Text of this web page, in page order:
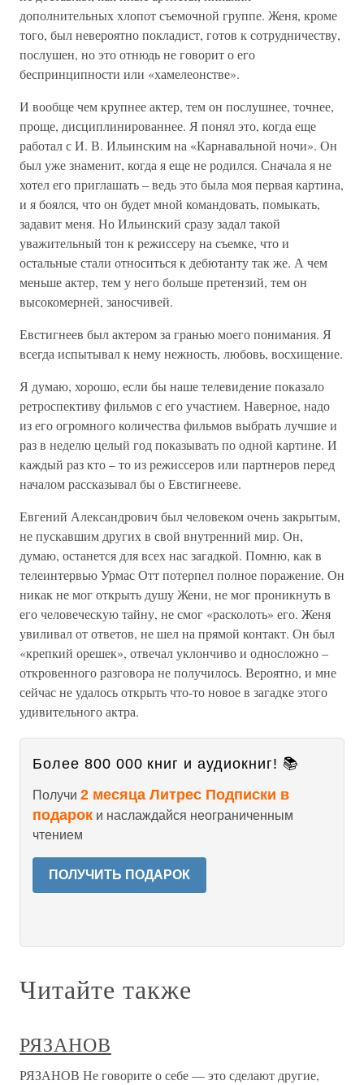
дополнительных хлопот съемочной группе. Женя, кроме
того, был невероятно покладист, готов к сотрудничеству,
послушен, но это отнюдь не говорит о его
беспринципности или «хамелеонстве».
И вообще чем крупнее актер, тем он послушнее, точнее,
проще, дисциплинированнее. Я понял это, когда еще
работал с И. В. Ильинским на «Карнавальной ночи». Он
был уже знаменит, когда я еще не родился. Сначала я не
хотел его приглашать – ведь это была моя первая картина,
и я боялся, что он будет мной командовать, помыкать,
задавит меня. Но Ильинский сразу задал такой
уважительный тон к режиссеру на съемке, что и
остальные стали относиться к дебютанту так же. А чем
меньше актер, тем у него больше претензий, тем он
высокомерней, заносчивей.
Евстигнеев был актером за гранью моего понимания. Я
всегда испытывал к нему нежность, любовь, восхищение.
Я думаю, хорошо, если бы наше телевидение показало
ретроспективу фильмов с его участием. Наверное, надо
из его огромного количества фильмов выбрать лучшие и
раз в неделю целый год показывать по одной картине. И
каждый раз кто – то из режиссеров или партнеров перед
началом рассказывал бы о Евстигнееве.
Евгений Александрович был человеком очень закрытым,
не пускавшим других в свой внутренний мир. Он,
думаю, останется для всех нас загадкой. Помню, как в
телеинтервью Урмас Отт потерпел полное поражение. Он
никак не мог открыть душу Жени, не мог проникнуть в
его человеческую тайну, не смог «расколоть» его. Женя
увиливал от ответов, не шел на прямой контакт. Он был
«крепкий орешек», отвечал уклончиво и односложно –
откровенного разговора не получилось. Вероятно, и мне
сейчас не удалось открыть что-то новое в загадке этого
удивительного актра.
Более 800 000 книг и аудиокниг! 📚
Получи 2 месяца Литрес Подписки в
подарок и наслаждайся неограниченным
чтением
ПОЛУЧИТЬ ПОДАРОК
Читайте также
РЯЗАНОВ
РЯЗАНОВ Не говорите о себе — это сделают другие,